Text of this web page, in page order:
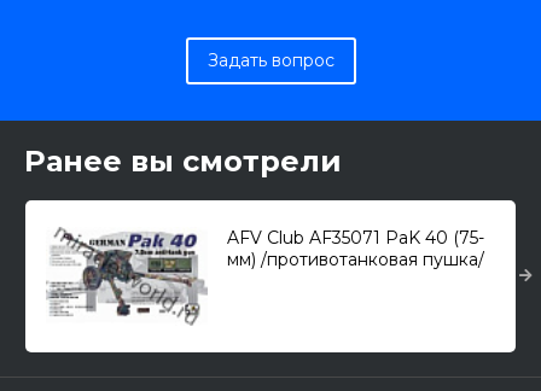
Задать вопрос
Ранее вы смотрели
AFV Club AF35071 PaK 40 (75-
мм) /противотанковая пушка/